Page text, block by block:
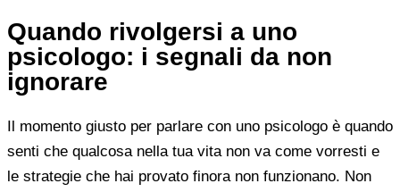
Quando rivolgersi a uno
psicologo: i segnali da non
ignorare
Il momento giusto per parlare con uno psicologo è quando
senti che qualcosa nella tua vita non va come vorresti e
le strategie che hai provato finora non funzionano. Non